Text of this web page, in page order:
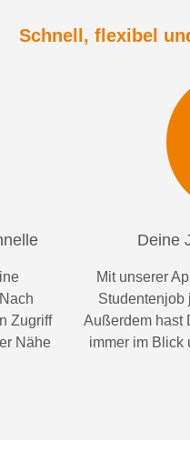
Schnell, flexibel
Zugriff
Nähe
Deine
Mit unserer
Studentenjob
Außerdem hast
immer imBlick